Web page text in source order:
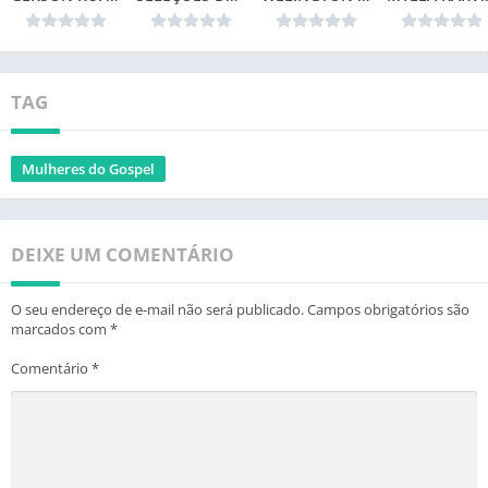
TAG
Mulheres do Gospel
DEIXE UM COMENTÁRIO
O seu endereço de e-mail não será publicado.Campos obrigatórios são
marcados com *
Comentário *